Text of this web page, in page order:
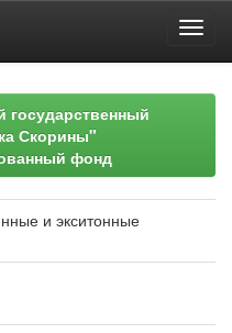
государственный
Скорины"
фонд
и экситонные